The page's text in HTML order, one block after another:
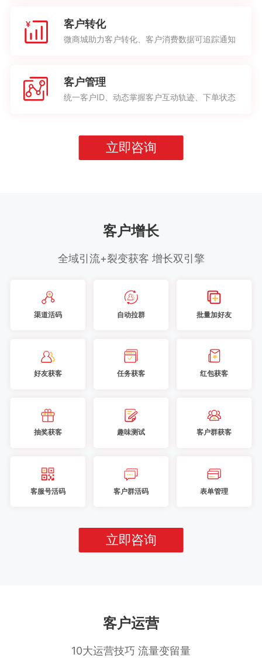
客户转化
微商城助力客户转化、客户消费数据可追踪通知
客户管理
统一客户ID、动态掌握客户互动轨迹、下单状态
立即咨询
客户增长
全域引流+裂变获客 增长双引擎
渠道活码 自动拉群 批量加好友
好友获客 任务获客 红包获客
抽奖获客 趣味测试 客户群获客
客服号活码 客户群活码 表单管理
立即咨询
客户运营
10大运营技巧 流量变留量